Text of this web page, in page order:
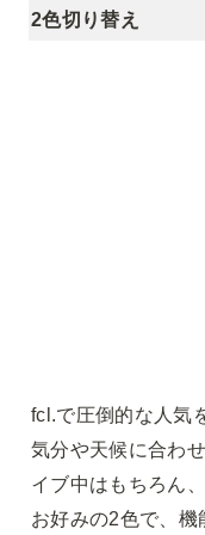
2色切り替え
fcl.で圧倒的な人気
気分や天候に合わ
イブ中はもちろん
お好みの2色で、機